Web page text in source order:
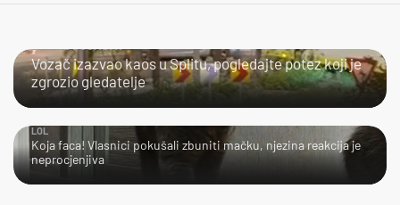
ŠTO SE DOGAĐA?
Vozač izazvao kaos u Splitu, pogledajte potez koji je
zgrozio gledatelje
LOL
Koja faca! Vlasnici pokušali zbuniti mačku, njezina reakcija je
neprocjenjiva